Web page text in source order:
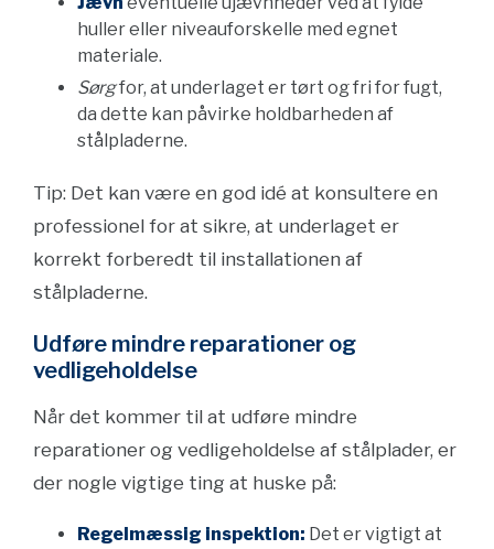
huller eller niveauforskelle med egnet
materiale.
Sørgfor, at underlaget er tørt og fri for fugt,
da dette kan påvirke holdbarheden af
stålpladerne.
Tip: Det kan være en god idé at konsultere en
professionel for at sikre, at underlaget er
korrekt forberedt til installationen af
stålpladerne.
Udføre mindre reparationer og
vedligeholdelse
Når det kommer til at udføre mindre
reparationer og vedligeholdelse af stålplader, er
der nogle vigtige ting at huske på:
Regelmæssig inspektion: Det er vigtigt at